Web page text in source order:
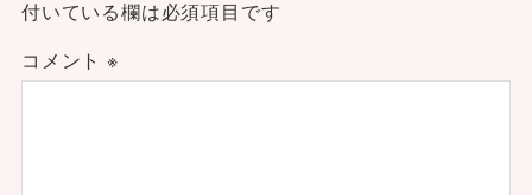
付いている欄は必須項目です
コメント ※